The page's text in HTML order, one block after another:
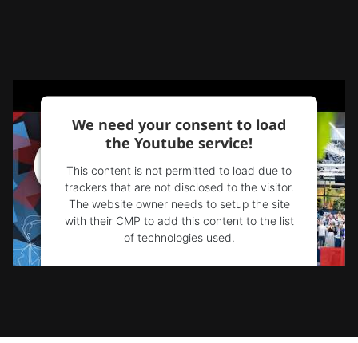
We need your consent to load
the Youtube service!
This content is not permitted to load due to
trackers that are not disclosed to the visitor.
The website owner needs to setup the site
with their CMP to add this content to the list
of technologies used.
Powered byUsercentrics Consent